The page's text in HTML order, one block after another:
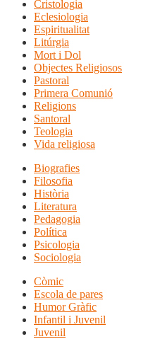
Cristologia
Eclesiologia
Espiritualitat
Litúrgia
Mort i Dol
Objectes Religiosos
Pastoral
Primera Comunió
Religions
Santoral
Teologia
Vida religiosa
Biografies
Filosofia
Història
Literatura
Pedagogia
Política
Psicologia
Sociologia
Còmic
Escola de pares
Humor Gràfic
Infantil i Juvenil
Juvenil